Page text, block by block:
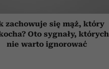
zachowuje się mąż, który
Oto sygnały, których
nie warto ignorować